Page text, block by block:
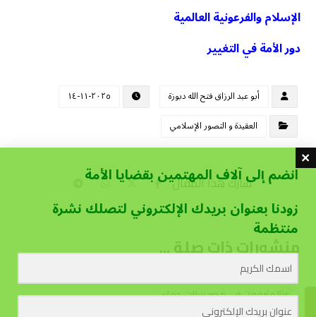
الإسلام والفرعونية العالمية
دور الأمة في التغيير
أبو عبد الرزاق فتح الله دبوزة
٢٠٢٥-١١-١٤
العقيدة و التصور الإسلامي
منشورات ذات صلة ...
انضم إلى آلاف المهتمين بقضايا الأمة
زودنا بعنوان بريدك الإلكتروني لتصلك نشرة
منتظمة